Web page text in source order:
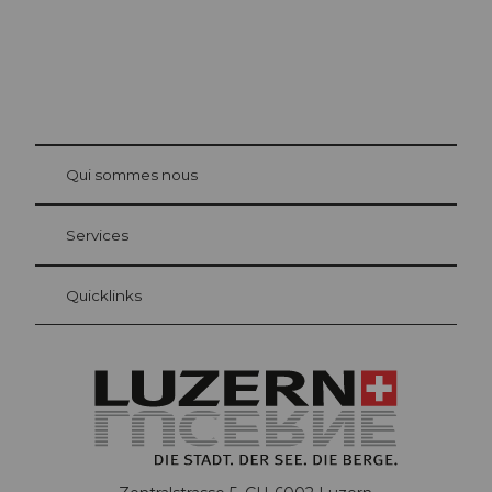
Carte d’hôte Lucerne
Vos avantages en tant qu'hôte pour la nuit
at Bre
Qui sommes nous
Services
Quicklinks